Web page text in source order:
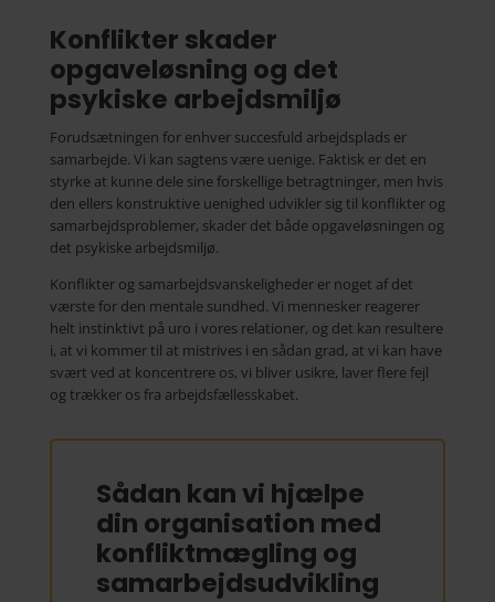
Konflikter skader
opgaveløsning og det
psykiske arbejdsmiljø
Forudsætningen for enhver succesfuld arbejdsplads er
samarbejde. Vi kan sagtens være uenige. Faktisk er det en
styrke at kunne dele sine forskellige betragtninger, men hvis
den ellers konstruktive uenighed udvikler sig til konflikter og
samarbejdsproblemer, skader det både opgaveløsningen og
det psykiske arbejdsmiljø.
Konflikter og samarbejdsvanskeligheder er noget af det
værste for den mentale sundhed. Vi mennesker reagerer
helt instinktivt på uro i vores relationer, og det kan resultere
i, at vi kommer til at mistrives i en sådan grad, at vi kan have
svært ved at koncentrere os, vi bliver usikre, laver flere fejl
og trækker os fra arbejdsfællesskabet.
Sådan kan vi hjælpe
din organisation med
konflikt­mægling og
samarbejds­udvikling